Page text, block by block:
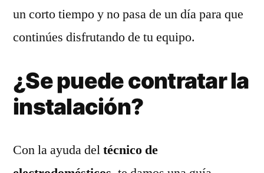
un corto tiempo y no pasa de un día para que
continúes disfrutando de tu equipo.
¿Se puede contratar la
instalación?
Con la ayuda deltécnico de